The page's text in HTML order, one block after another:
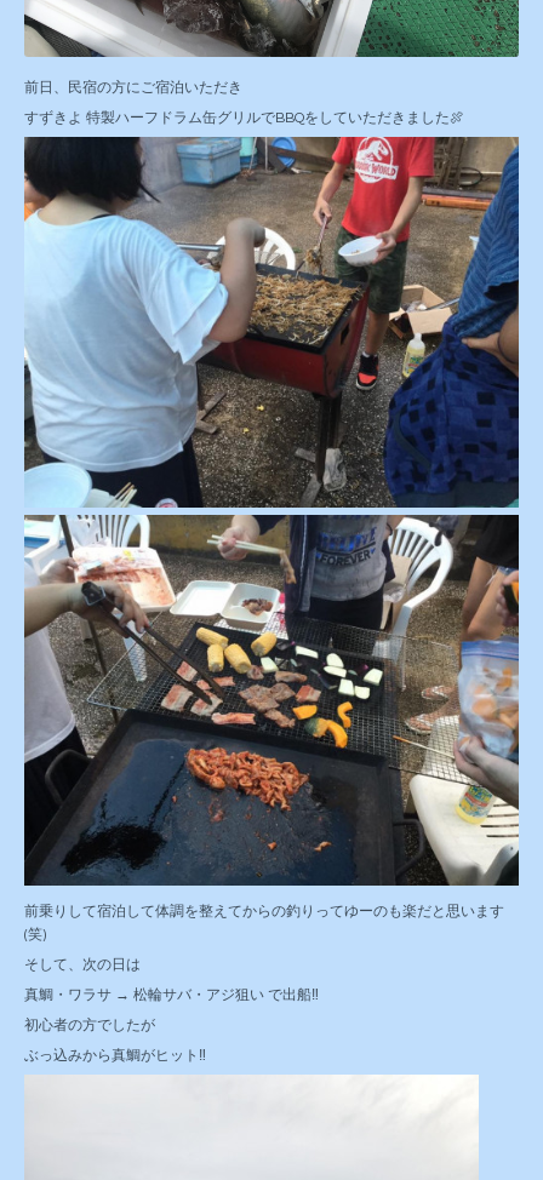
前日、民宿の方にご宿泊いただき
すずきよ 特製ハーフドラム缶グリルでBBQをしていただきました🍖
前乗りして宿泊して体調を整えてからの釣りってゆーのも楽だと思います
(笑)
そして、次の日は
真鯛・ワラサ → 松輪サバ・アジ狙い で出船‼️
初心者の方でしたが
ぶっ込みから真鯛がヒット‼️